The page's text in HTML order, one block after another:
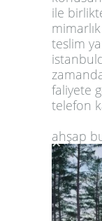
ile
teslim
faliyete
telefon
ahşap